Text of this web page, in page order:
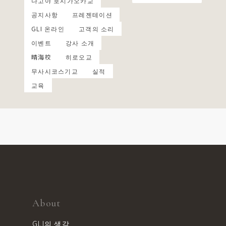
공지사항
프레젠테이션
GLI 온라인
고객의 소리
이벤트
강사 소개
晴海校
히로오교
무사시코스기교
실적
교육
About
GLI의 생각